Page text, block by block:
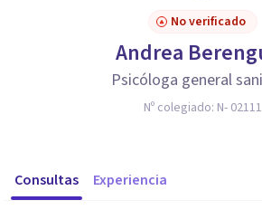
No verificado
Andrea
Psicóloga general
Nº colegiado: N- 02111
Consultas Experiencia